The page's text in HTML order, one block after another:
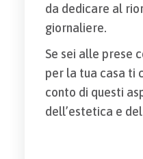
da dedicare al
giornaliere.
Se sei alle prese
per la tua casa ti
conto di questi
dell’estetica e